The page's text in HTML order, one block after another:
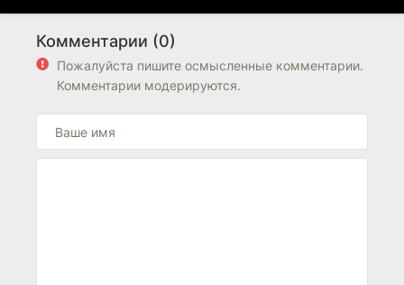
Комментарии (0)
Пожалуйста пишите осмысленные комментарии.
Комментарии модерируются.